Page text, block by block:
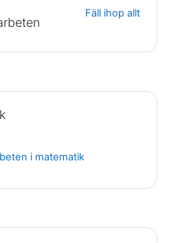
Fäll ihop allt
i matematikMapp